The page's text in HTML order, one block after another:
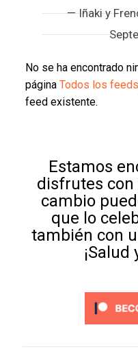
— Iñaki y
No se ha encontrado
página Todos los feeds
feed existente.
Estamos
disfrutes
cambio
que lo
también con
¡Salud